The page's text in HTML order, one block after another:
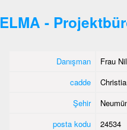
ELMA -
Danışman
Frau
cadde
Şehir
posta kodu
24534